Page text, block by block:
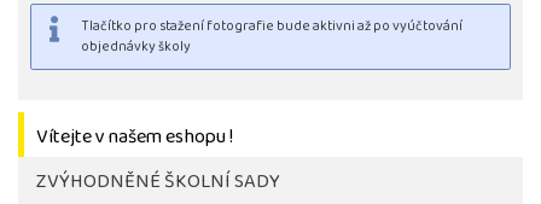
Vítejte v našem eshopu !
ZVÝHODNĚNÉ ŠKOLNÍ SADY